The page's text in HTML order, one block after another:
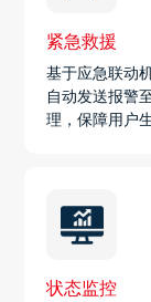
紧急救援
基于应急联动
自动发送报警
理，保障用户
状态监控